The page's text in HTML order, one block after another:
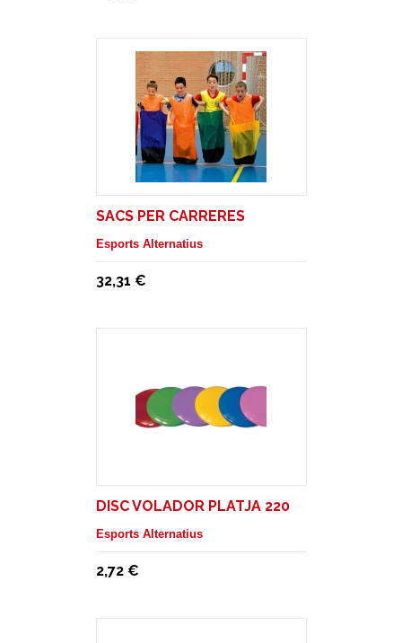
SACS PER CARRERES
Esports Alternatius
32,31 €
DISC VOLADOR PLATJA 220
Esports Alternatius
2,72 €